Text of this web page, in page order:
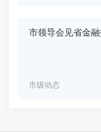
市领导会见省金
市级动态